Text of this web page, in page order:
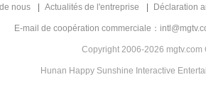
nous Actualités de l'entreprise Déclaration
E-mail de coopération commerciale：
Copyright 2006-2026
Hunan Happy Sunshine Interactive